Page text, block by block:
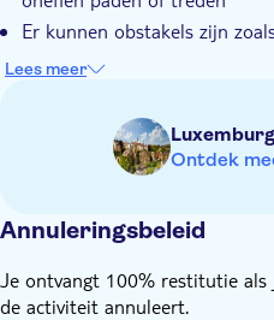
Er kunnen obstakels zijn
op met de lokale leverancier
Vergeet niet om mee te nemen:
Draag comfortabele schoenen
Lees meer
Ontdek
Annuleringsbeleid
Je ontvangt 100% restitutie
de activiteit annuleert.